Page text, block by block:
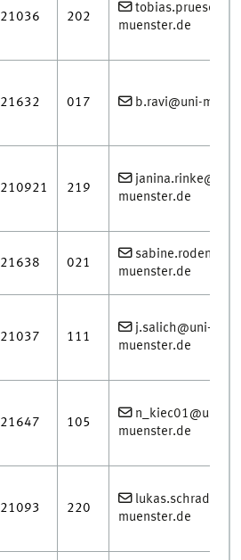
21036 202
muenster.de
21632 017 b.ravi@uni-
210921 219
janina.rinke@uni-
muenster.de
21638 021
muenster.de
21037 111
j.salich@uni-
muenster.de
21647 105
n_kiec01@uni-
muenster.de
21093 220
muenster.de